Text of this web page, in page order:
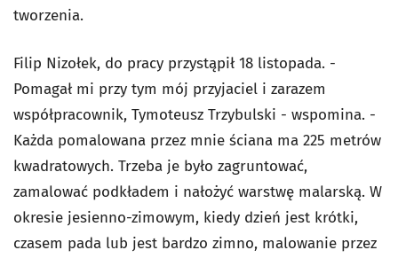
tworzenia.
Filip Nizołek, do pracy przystąpił 18 listopada. -
Pomagał mi przy tym mój przyjaciel i zarazem
współpracownik, Tymoteusz Trzybulski - wspomina. -
Każda pomalowana przez mnie ściana ma 225 metrów
kwadratowych. Trzeba je było zagruntować,
zamalować podkładem i nałożyć warstwę malarską. W
okresie jesienno-zimowym, kiedy dzień jest krótki,
czasem pada lub jest bardzo zimno, malowanie przez